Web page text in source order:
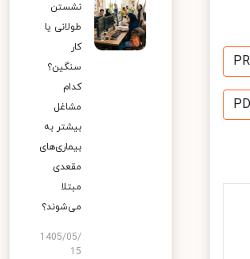
نشستن
طولانی یا
کار
سنگین؟
کدام
مشاغل
بیشتر به
بیماری‌های
مقعدی
مبتلا
می‌شوند؟
1405/05/
15